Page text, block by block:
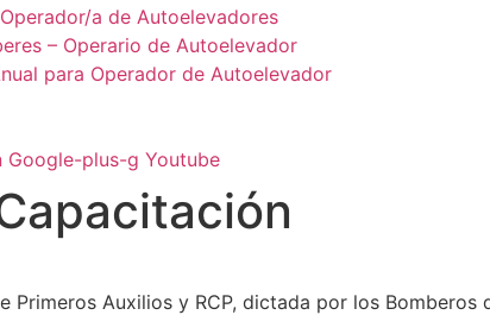
a de Autoelevadores
– Operario de Autoelevador
para Operador de Autoelevador
Google-plus-g Youtube
Primeros Auxilios y RCP, dictada por los Bomberos